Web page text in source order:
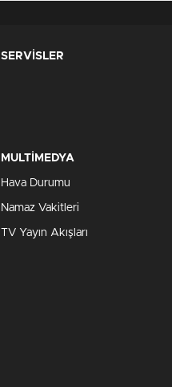
SERVİSLER
MULTİMEDYA
Hava Durumu
Namaz Vakitleri
TV Yayın Akışları